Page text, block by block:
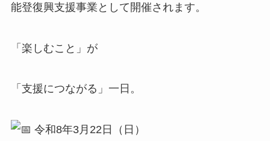
能登復興支援事業として開催されます。
「楽しむこと」が
「支援につながる」一日。
令和8年3月22日（日）